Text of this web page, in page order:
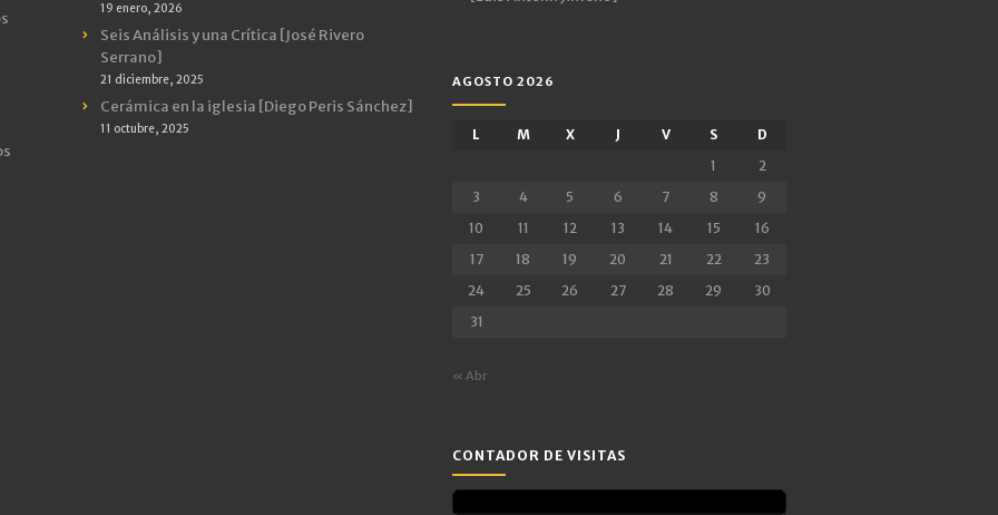
19 enero, 2026
Seis Análisis y una Crítica [José Rivero
Serrano]
21 diciembre, 2025
Cerámica en la iglesia [Diego Peris Sánchez]
11 octubre, 2025
AGOSTO 2026
L M X J V S
D
1
2
3
4 5 6 7 8
9
10
11 12 13 14 15
16
17
18 19 20 21 22
23
24
25 26 27 28 29
30
31
« Abr
CONTADOR DE VISITAS